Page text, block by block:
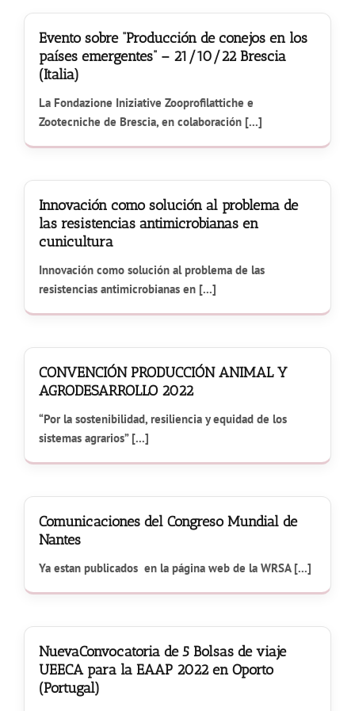
Evento sobre “Producción de conejos en los
países emergentes” – 21/10/22 Brescia
(Italia)
La Fondazione Iniziative Zooprofilattiche e
Zootecniche de Brescia, en colaboración [...]
Innovación como solución al problema de
las resistencias antimicrobianas en
cunicultura
Innovación como solución al problema de las
resistencias antimicrobianas en [...]
CONVENCIÓN PRODUCCIÓN ANIMAL Y
AGRODESARROLLO 2022
“Por la sostenibilidad, resiliencia y equidad de los
sistemas agrarios” [...]
Comunicaciones del Congreso Mundial de
Nantes
Ya estan publicados en la página web de la WRSA [...]
NuevaConvocatoria de 5 Bolsas de viaje
UEECA para la EAAP 2022 en Oporto
(Portugal)